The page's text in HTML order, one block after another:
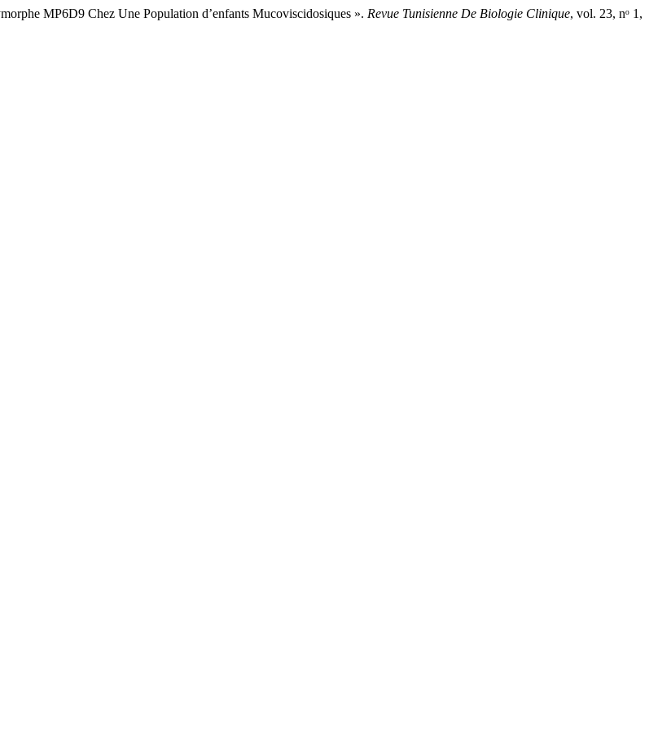
MP6D9 Chez Une Population d’enfants Mucoviscidosiques ». Revue Tunisienne De Biologie Clinique, vol. 23, nᵒ 1,